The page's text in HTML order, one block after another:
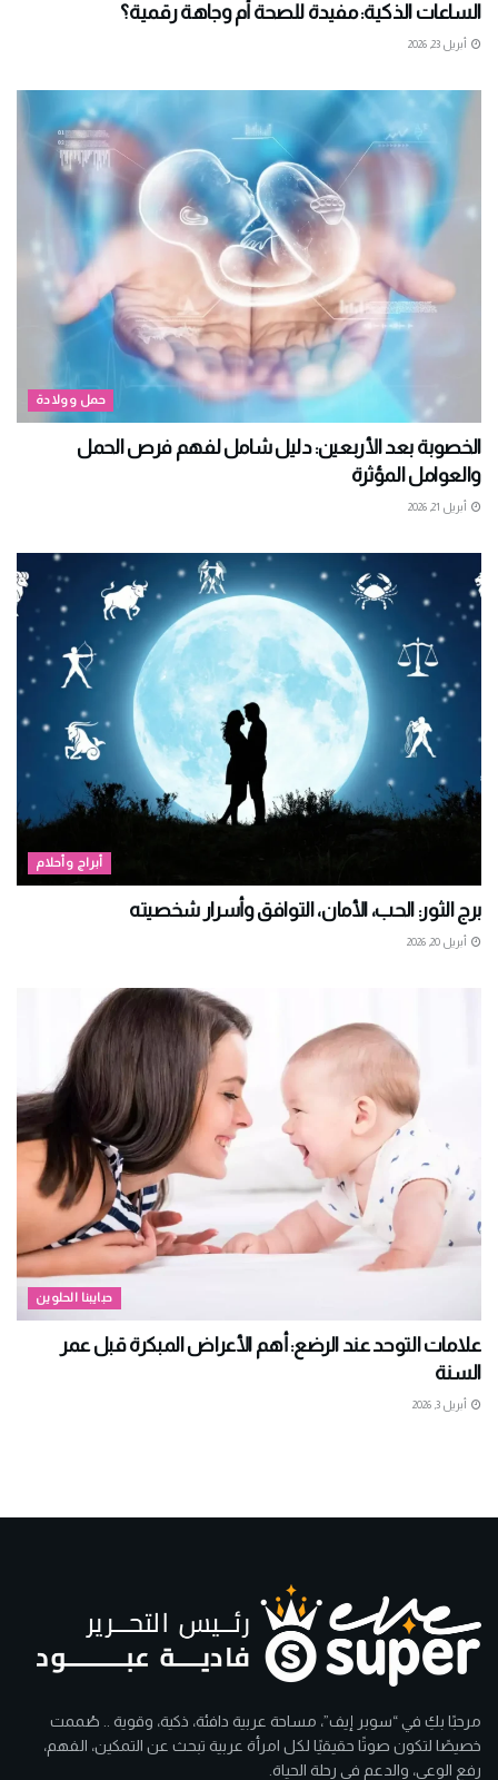
الساعات الذكية: مفيدة للصحة أم وجاهة رقمية؟
أبريل 23, 2026
حمل وولادة
الخصوبة بعد الأربعين: دليل شامل لفهم فرص الحمل
والعوامل المؤثرة
أبريل 21, 2026
أبراج وأحلام
برج الثور: الحب، الأمان، التوافق وأسرار شخصيته
أبريل 20, 2026
حبايبنا الحلوين
علامات التوحد عند الرضع: أهم الأعراض المبكرة قبل عمر
السنة
أبريل 3, 2026
مرحبًا بكِ في “سوبر إيف”، مساحة عربية دافئة، ذكية، وقوية .. صُممت
خصيصًا لتكون صوتًا حقيقيًا لكل امرأة عربية تبحث عن التمكين، الفهم،
رفع الوعي، والدعم في رحلة الحياة.